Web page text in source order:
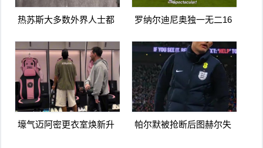
热苏斯大多数外界人士都
么
罗纳尔迪尼奥独一无二16
糕时刻
壕气迈阿密更衣室焕新升
帕尔默被抢断后图赫尔失